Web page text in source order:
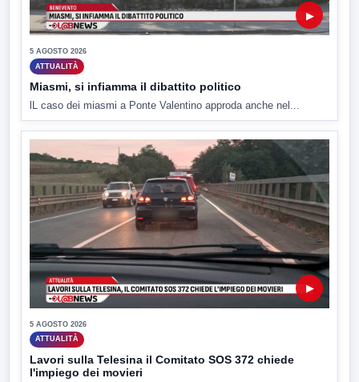
▶
5 AGOSTO 2026
ATTUALITÀ
Miasmi, si infiamma il dibattito politico
lL caso dei miasmi a Ponte Valentino approda anche nel...
▶
5 AGOSTO 2026
ATTUALITÀ
Lavori sulla Telesina il Comitato SOS 372 chiede
l'impiego dei movieri